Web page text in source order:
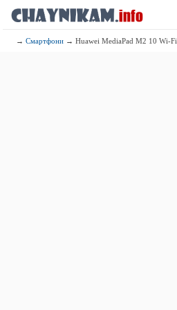
→Смартфони → Huawei MediaPad M2 10 Wi-Fi